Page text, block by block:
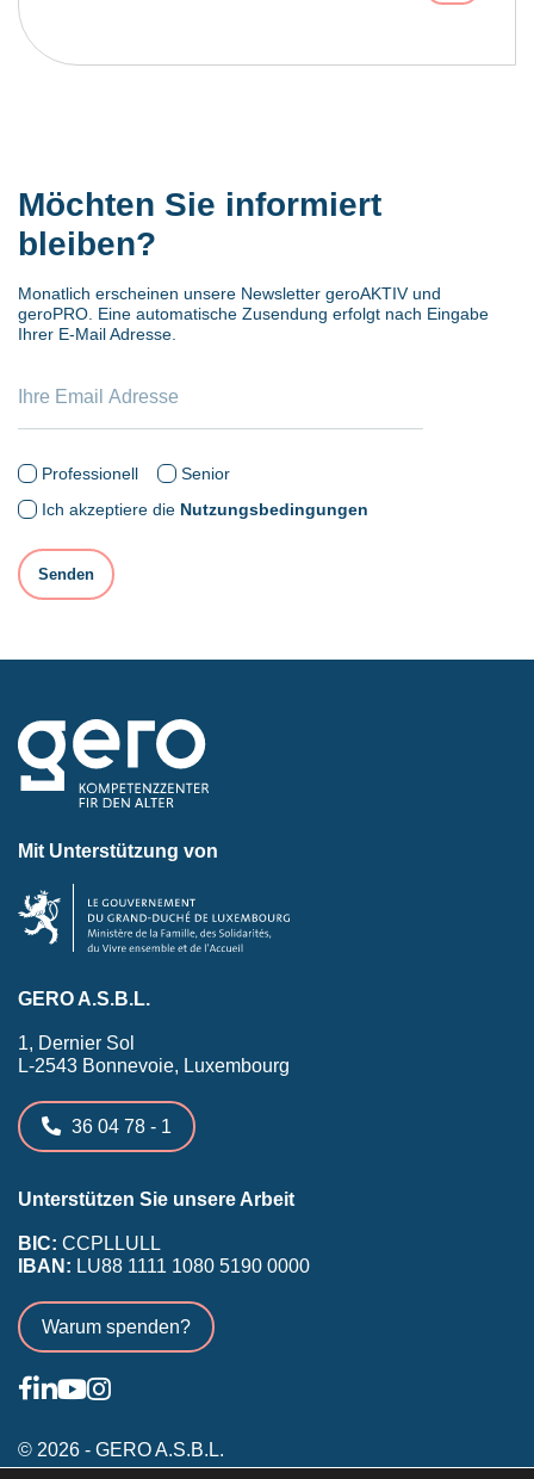
Möchten Sie informiert
bleiben?
Monatlich erscheinen unsere Newsletter geroAKTIV und
geroPRO. Eine automatische Zusendung erfolgt nach Eingabe
Ihrer E-Mail Adresse.
Professionell
Senior
Ich akzeptiere die Nutzungsbedingungen
Mit Unterstützung von
GERO A.S.B.L.
1, Dernier Sol
L-2543 Bonnevoie, Luxembourg
36 04 78 - 1
Unterstützen Sie unsere Arbeit
BIC: CCPLLULL
IBAN: LU88 1111 1080 5190 0000
Warum spenden?
© 2026 - GERO A.S.B.L.